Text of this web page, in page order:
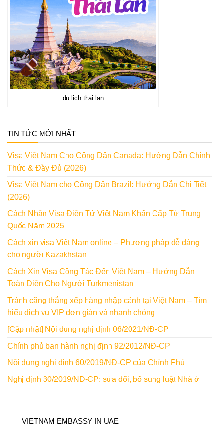
du lich thai lan
TIN TỨC MỚI NHẤT
Visa Việt Nam Cho Công Dân Canada: Hướng Dẫn Chính
Thức & Đầy Đủ (2026)
Visa Việt Nam cho Công Dân Brazil: Hướng Dẫn Chi Tiết
(2026)
Cách Nhận Visa Điện Tử Việt Nam Khẩn Cấp Từ Trung
Quốc Năm 2025
Cách xin visa Việt Nam online – Phương pháp dễ dàng
cho người Kazakhstan
Cách Xin Visa Công Tác Đến Việt Nam – Hướng Dẫn
Toàn Diện Cho Người Turkmenistan
Tránh căng thẳng xếp hàng nhập cảnh tại Việt Nam – Tìm
hiểu dịch vụ VIP đơn giản và nhanh chóng
[Cập nhật] Nội dung nghị định 06/2021/NĐ-CP
Chính phủ ban hành nghị định 92/2012/NĐ-CP
Nội dung nghị định 60/2019/NĐ-CP của Chính Phủ
Nghị định 30/2019/NĐ-CP: sửa đổi, bổ sung luật Nhà ở
VIETNAM EMBASSY IN UAE